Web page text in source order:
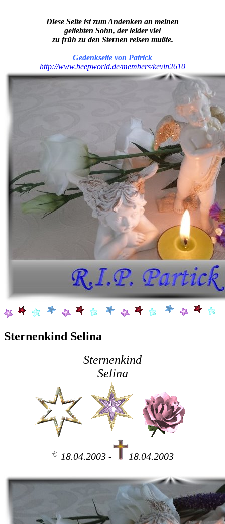
Diese Seite ist zum Andenken an meinen
geliebten Sohn, der leider viel
zu früh zu den Sternen reisen mußte.
Gedenkseite von Patrick
http://www.beepworld.de/members/kevin2610
Sternenkind Selina
Sternenkind
Selina
18.04.2003 - 18.04.2003